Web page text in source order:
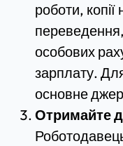
роботи,
особових
зарплату.
основне
Отримайте